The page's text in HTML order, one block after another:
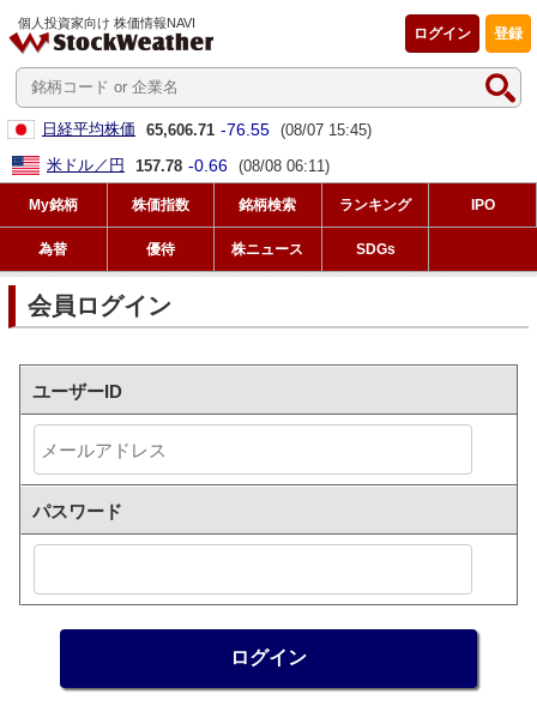
個人投資家向け 株価情報NAVI
登録
ログイン
日経平均株価 65,606.71 -76.55 (08/07 15:45)
米ドル／円
157.78 -0.66 (08/08 06:11)
My銘柄 株価指数 銘柄検索 ランキング IPO
為替 優待 株ニュース SDGs
会員ログイン
ユーザーID
パスワード